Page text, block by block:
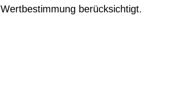
Wertbestimmung berücksichtigt.